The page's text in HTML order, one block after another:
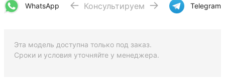
WhatsApp Консультируем Telegram
Эта модель доступна только под заказ.
Сроки и условия уточняйте у менеджера.